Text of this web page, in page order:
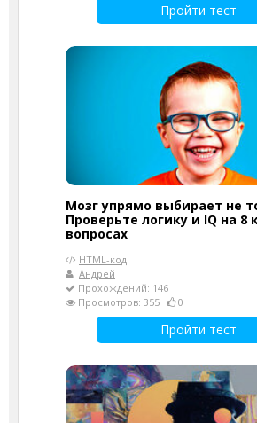
Пройти тест
Мозг упрямо выбирает не
Проверьте логику и IQ на 8
вопросах
HTML-код
Андрей
Прохождений: 146
Просмотров: 355
0
Пройти тест